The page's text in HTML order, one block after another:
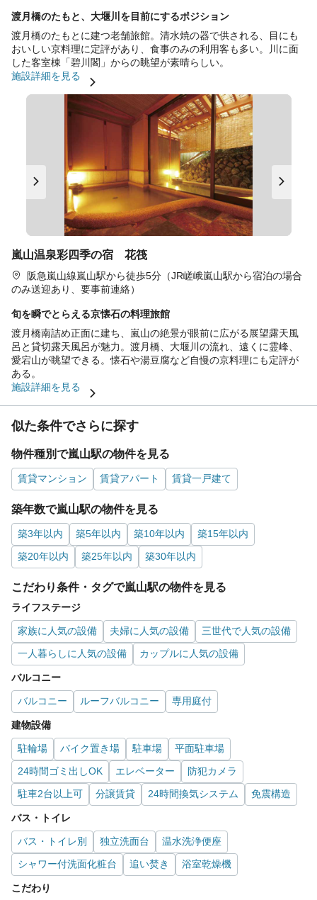
渡月橋のたもと、大堰川を目前にするポジション
渡月橋のたもとに建つ老舗旅館。清水焼の器で供される、目にも
おいしい京料理に定評があり、食事のみの利用客も多い。川に面
した客室棟「碧川閣」からの眺望が素晴らしい。
施設詳細を見る
嵐山温泉彩四季の宿 花筏
阪急嵐山線嵐山駅から徒歩5分（JR嵯峨嵐山駅から宿泊の場合
のみ送迎あり、要事前連絡）
旬を瞬でとらえる京懐石の料理旅館
渡月橋南詰め正面に建ち、嵐山の絶景が眼前に広がる展望露天風
呂と貸切露天風呂が魅力。渡月橋、大堰川の流れ、遠くに霊峰、
愛宕山が眺望できる。懐石や湯豆腐など自慢の京料理にも定評が
ある。
施設詳細を見る
似た条件でさらに探す
物件種別で嵐山駅の物件を見る
賃貸マンション 賃貸アパート 賃貸一戸建て
築年数で嵐山駅の物件を見る
築3年以内 築5年以内 築10年以内
築15年以内
築20年以内
築25年以内 築30年以内
こだわり条件・タグで嵐山駅の物件を見る
ライフステージ
家族に人気の設備 夫婦に人気の設備
三世代で人気の設備
一人暮らしに人気の設備
カップルに人気の設備
バルコニー
バルコニー ルーフバルコニー 専用庭付
建物設備
駐輪場 バイク置き場 駐車場
平面駐車場
24時間ゴミ出しOK
エレベーター
防犯カメラ
駐車2台以上可
分譲賃貸 24時間換気システム 免震構造
バス・トイレ
バス・トイレ別 独立洗面台
温水洗浄便座
シャワー付洗面化粧台
追い焚き 浴室乾燥機
こだわり